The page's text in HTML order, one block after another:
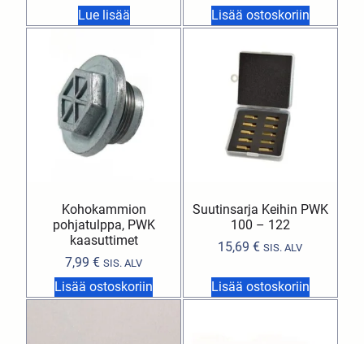
Lue lisää Lisää ostoskoriin
Kohokammion
pohjatulppa, PWK
kaasuttimet
7,99€ SIS. ALV
Lisää ostoskoriin
Suutinsarja Keihin PWK
100 – 122
15,69€ SIS. ALV
Lisää ostoskoriin